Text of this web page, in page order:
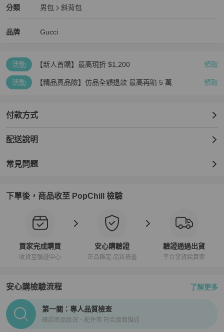
#Gucci斜背包
#古馳斜背包
分類
Gucci 分類資訊
男包
斜背包
品牌
Gucci 男包品牌介紹
Gucci
Gucci 推薦清單
活動 【新人首購】最高現折 $1,200 領取
活動 【精品真品險】仿品全額退款 最高再賠 5 萬 領取
付款方式
配送說明
常見問題
下單後，商品收至 PopChill 檢驗
買家完成購買
收貨至驗證中心
安心購驗證
正品鑑定 品質檢查
驗證通過出貨
平台發貨給買家
安心購檢驗流程 了解更多
PopChill拍拍圈正品驗證、安心購檢驗流程介紹
第一關：專人品質檢查
確認商品狀況、配件等 符合頁面描述